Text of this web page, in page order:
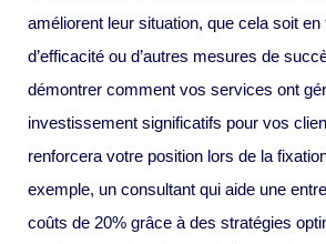
améliorent leur situation, que cela soit
d’efficacité ou d’autres mesures de
démontrer comment vos services ont
investissement significatifs pour vos
renforcera votre position lors de la
exemple, un consultant qui aide une
coûts de 20% grâce à des stratégies